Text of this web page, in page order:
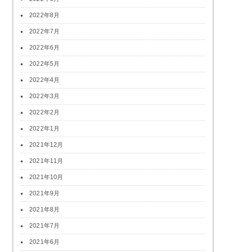
2022年8月
2022年7月
2022年6月
2022年5月
2022年4月
2022年3月
2022年2月
2022年1月
2021年12月
2021年11月
2021年10月
2021年9月
2021年8月
2021年7月
2021年6月